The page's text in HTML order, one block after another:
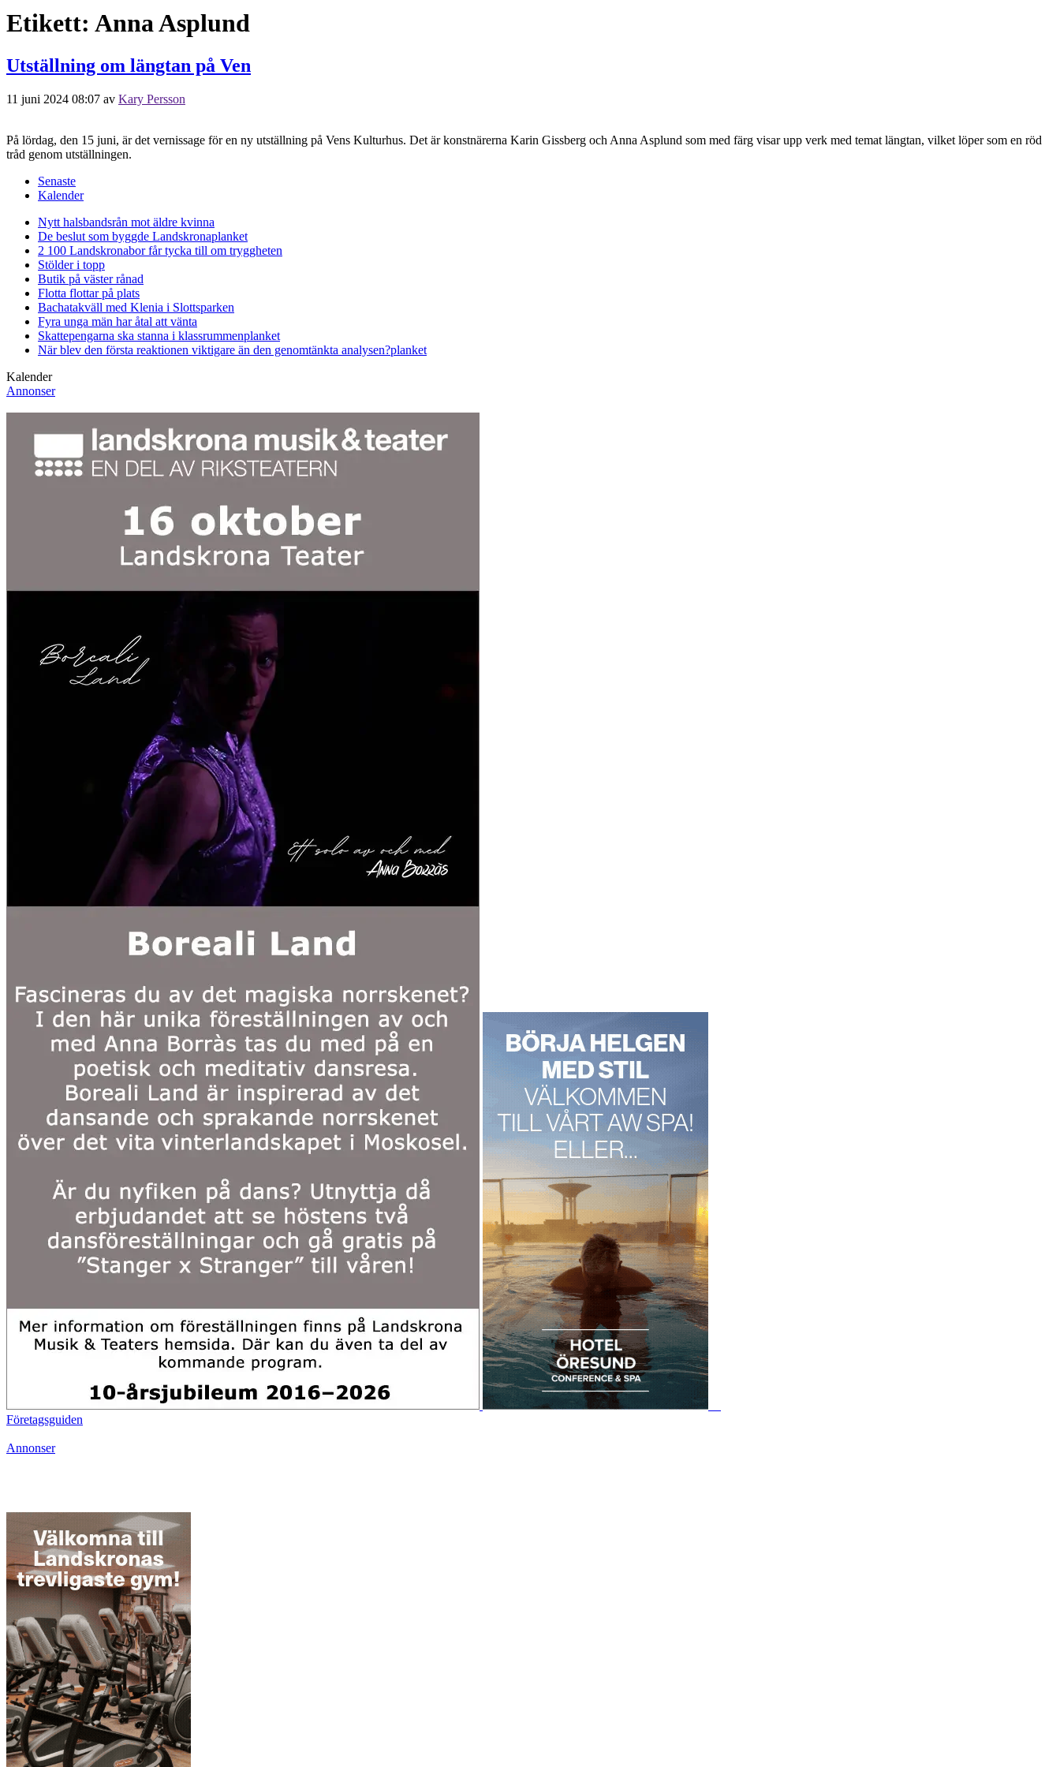
Etikett: Anna Asplund
Utställning om längtan på Ven
11 juni 2024 08:07 av Kary Persson
På lördag, den 15 juni, är det vernissage för en ny utställning på Vens Kulturhus. Det är konstnärerna Karin Gissberg och Anna Asplund som med färg visar upp verk med temat längtan, vilket löper som en röd
tråd genom utställningen.
Senaste
Kalender
Nytt halsbandsrån mot äldre kvinna
De beslut som byggde Landskronaplanket
2 100 Landskronabor får tycka till om tryggheten
Stölder i topp
Butik på väster rånad
Flotta flottar på plats
Bachatakväll med Klenia i Slottsparken
Fyra unga män har åtal att vänta
Skattepengarna ska stanna i klassrummenplanket
När blev den första reaktionen viktigare än den genomtänkta analysen?planket
Kalender
Annonser
Företagsguiden
Annonser